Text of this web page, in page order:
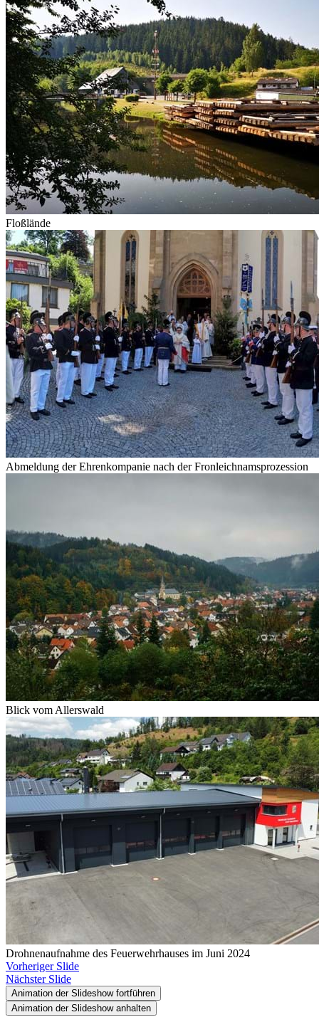
Floßlände
Abmeldung der Ehrenkompanie nach der Fronleichnamsprozession
Blick vom Allerswald
Drohnenaufnahme des Feuerwehrhauses im Juni 2024
Vorheriger Slide
Nächster Slide
Animation der Slideshow fortführen
Animation der Slideshow anhalten